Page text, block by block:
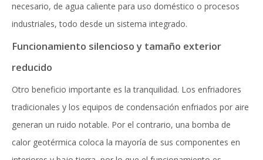
necesario, de agua caliente para uso doméstico o procesos
industriales, todo desde un sistema integrado.
Funcionamiento silencioso y tamaño exterior
reducido
Otro beneficio importante es la tranquilidad. Los enfriadores
tradicionales y los equipos de condensación enfriados por aire
generan un ruido notable. Por el contrario, una bomba de
calor geotérmica coloca la mayoría de sus componentes en